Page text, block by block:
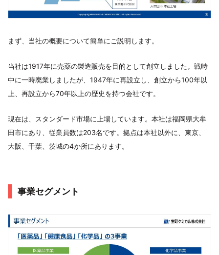
まず、当社の概要について簡単にご説明します。
当社は1917年に売薬の製造販売を目的として創立しました。戦時
中に一時廃業しましたが、1947年に再設立し、創立から100年以
上、再設立から70年以上の歴史を持つ会社です。
現在は、スタンダード市場に上場しています。本社は福岡県大牟
田市にあり、従業員数は203名です。拠点は本社以外に、東京、
大阪、千葉、茨城の4か所にあります。
事業セグメント